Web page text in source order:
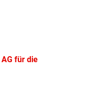
AG für die